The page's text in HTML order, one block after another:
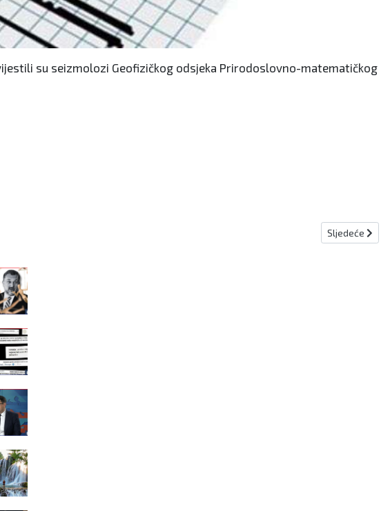
su seizmolozi Geofizičkog odsjeka Prirodoslovno-matematičkog
Sljedeći
Sljedeće